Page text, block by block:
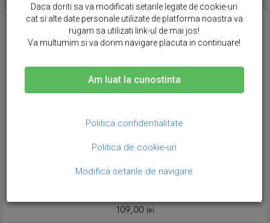
Husa slim piele, tip portofel, stand, inchidere magnetica, textura
109,00lei
Daca doriti sa va modificati setarile legate de cookie-uri
cat si alte date personale utilizate de platforma noastra va
rugam sa utilizati link-ul de mai jos!
Va multumim si va dorim navigare placuta in continuare!
Am luat la cunostinta
Politica confidentialitate
Politica de cookie-uri
Modifica setarile de navigare